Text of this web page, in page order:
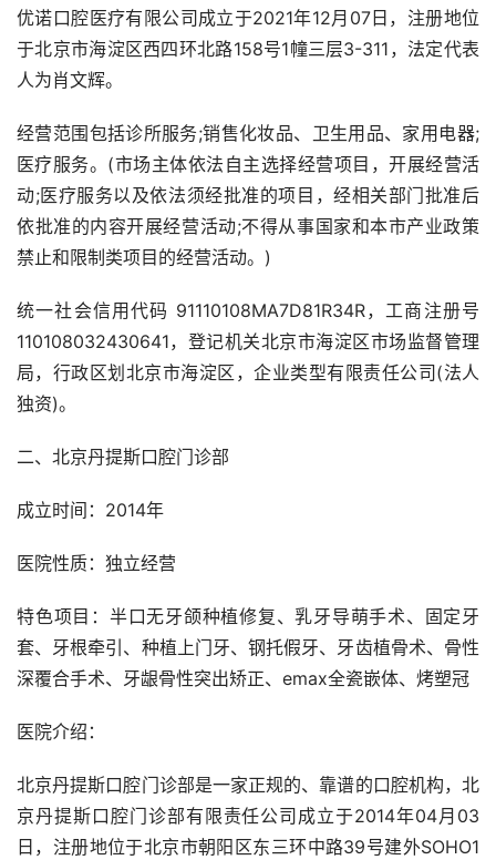
优诺口腔医疗有限公司成立于2021年12月07日，注册地位
于北京市海淀区西四环北路158号1幢三层3-311，法定代表
人为肖文辉。
经营范围包括诊所服务;销售化妆品、卫生用品、家用电器;
医疗服务。(市场主体依法自主选择经营项目，开展经营活
动;医疗服务以及依法须经批准的项目，经相关部门批准后
依批准的内容开展经营活动;不得从事国家和本市产业政策
禁止和限制类项目的经营活动。)
统一社会信用代码 91110108MA7D81R34R，工商注册号
110108032430641，登记机关北京市海淀区市场监督管理
局，行政区划北京市海淀区，企业类型有限责任公司(法人
独资)。
二、北京丹提斯口腔门诊部
成立时间：2014年
医院性质：独立经营
特色项目：半口无牙颌种植修复、乳牙导萌手术、固定牙
套、牙根牵引、种植上门牙、钢托假牙、牙齿植骨术、骨性
深覆合手术、牙龈骨性突出矫正、emax全瓷嵌体、烤塑冠
医院介绍：
北京丹提斯口腔门诊部是一家正规的、靠谱的口腔机构，北
京丹提斯口腔门诊部有限责任公司成立于2014年04月03
日，注册地位于北京市朝阳区东三环中路39号建外SOHO1